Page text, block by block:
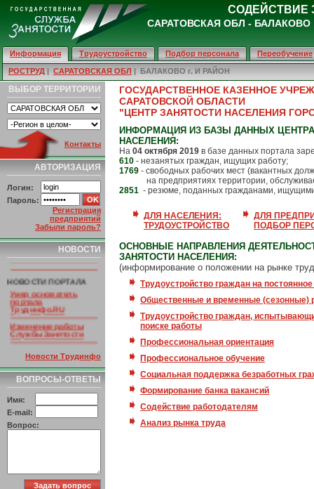
Информация Трудоустройство Подбор персонала Переобучение
РОСТРУД | САРАТОВСКАЯ ОБЛ | БАЛАКОВО г. И РАЙОН
СОДЕЙСТВИЕ
САРАТОВСКАЯ ОБЛ - БАЛАКОВО
ВЫБОР ТЕРРИТОРИИ
Контакты
АВТОРИЗАЦИЯ
Логин:
Пароль:
Регистрация
предприятий
Забыли пароль?
НОВОСТИ
НОВОСТИ РЕГИОНА
Умер основатель
портала
Трудинфо.RU
Изменение работы
Службы Занятости
Интеграция Госуслуг
РСО Алания
Изменение структуры
ссылок
Новости Трудинфо
ВОПРОСЫ-ОТВЕТЫ
Имя:
E-mail:
Вопрос:
ГОСУДАРСТВЕННОЕ КАЗЕННОЕ
САРАТОВСКОЙ ОБЛАСТИ
"ЦЕНТР ЗАНЯТОСТИ НАСЕЛЕНИЯ
ИНФОРМАЦИЯ ИЗ БАЗЫ ДАННЫХ
НАСЕЛЕНИЯ:
На 04 октября 2019 в базе данных портала
610 - незанятых граждан, ищущих работу;
1769 - свободных рабочих мест (вакантных
на предприятиях территории,
2851 - резюме, поданных гражданами,
ДЛЯ НАСЕЛЕНИЯ:
ТРУДОУСТРОЙСТВО
ДЛЯ
ПОДБОР
ОСНОВНЫЕ НАПРАВЛЕНИЯ
ЗАНЯТОСТИ НАСЕЛЕНИЯ:
(информирование о положении на рынке
Трудоустройство граждан на
Общественные и временные (сезонные)
Трудоустройство граждан,
поиске работы
Профессиональная ориентация
Профессиональное обучение
Социальная поддержка безработных
Формирование банка вакансий
Содействие работодателям
Анализ рынка труда